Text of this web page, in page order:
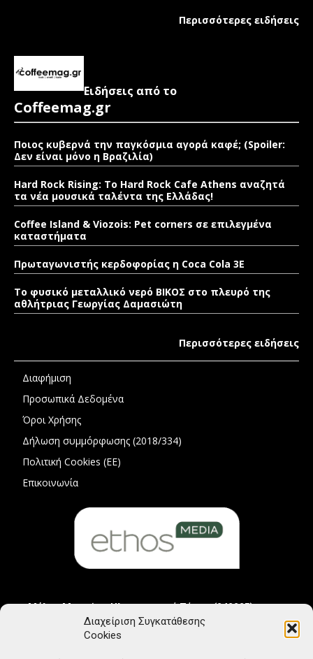
Διαχείριση Συγκατάθεσης
Cookies
Περισσότερες ειδήσεις
Ειδήσεις από το
Coffeemag.gr
Ποιος κυβερνά την παγκόσμια αγορά καφέ; (Spoiler:
Δεν είναι μόνο η Βραζιλία)
Hard Rock Rising: Το Hard Rock Cafe Athens αναζητά
τα νέα μουσικά ταλέντα της Ελλάδας!
Coffee Island & Viozois: Pet corners σε επιλεγμένα
καταστήματα
Πρωταγωνιστής κερδοφορίας η Coca Cola 3E
Το φυσικό μεταλλικό νερό ΒΙΚΟΣ στο πλευρό της
αθλήτριας Γεωργίας Δαμασιώτη
Περισσότερες ειδήσεις
Διαφήμιση
Προσωπικά Δεδομένα
Όροι Χρήσης
Δήλωση συμμόρφωσης (2018/334)
Πολιτική Cookies (ΕΕ)
Επικοινωνία
Μέλος Μητρώου Ηλεκτρονικού Τύπου (242225)